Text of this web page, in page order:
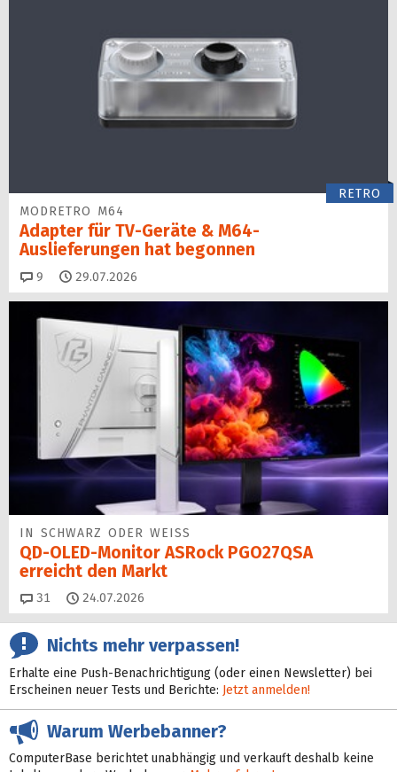
RETRO
MODRETRO M64
Adapter für TV-Geräte & M64-
Auslieferungen hat begon­nen
9 Kommentare
29.07.2026
IN SCHWARZ ODER WEISS
QD-OLED-Monitor ASRock PGO27QSA
erreicht den Markt
31 Kommentare
24.07.2026
Nichts mehr verpassen!
Erhalte eine Push-Benachrichtigung (oder einen Newsletter) bei
Erscheinen neuer Tests und Berichte: Jetzt anmelden!
Warum Werbebanner?
ComputerBase berichtet unabhängig und verkauft deshalb keine